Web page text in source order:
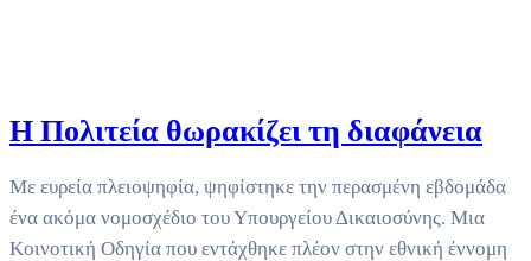
Η Πολιτεία θωρακίζει τη διαφάνεια
Με ευρεία πλειοψηφία, ψηφίστηκε την περασμένη εβδομάδα
ένα ακόμα νομοσχέδιο του Υπουργείου Δικαιοσύνης. Μια
Κοινοτική Οδηγία που εντάχθηκε πλέον στην εθνική έννομη